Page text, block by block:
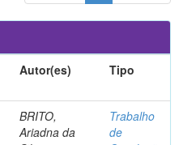
Autor(es) Tipo
BRITO,
Ariadna da
Trabalho
de